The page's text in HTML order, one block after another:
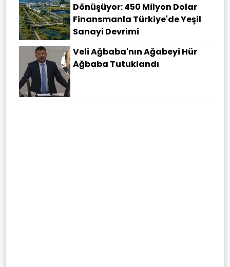
Dönüşüyor: 450 Milyon Dolar
Finansmanla Türkiye'de Yeşil
Sanayi Devrimi
Veli Ağbaba'nın Ağabeyi Hür
Ağbaba Tutuklandı